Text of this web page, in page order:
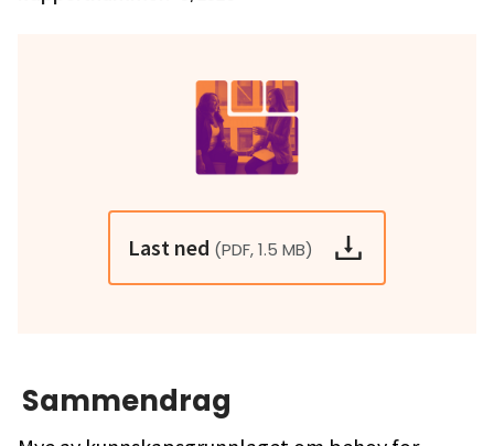
Last ned (PDF, 1.5 MB)
Sammendrag